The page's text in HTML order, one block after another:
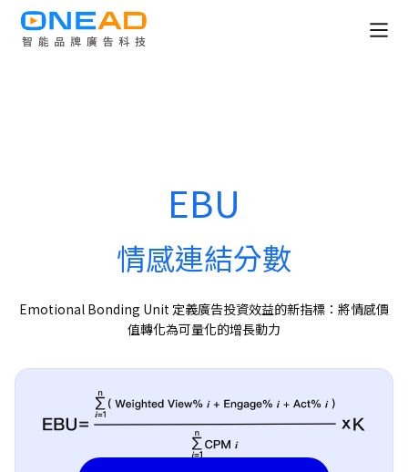
EBU
情感連結分數
Emotional Bonding Unit 定義廣告投資效益的新指標：將情感價
值轉化為可量化的增長動力